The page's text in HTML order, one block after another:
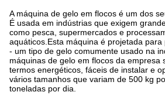
A máquina de gelo em flocos é um dos
É usada em indústrias que exigem
como pesca, supermercados e
aquáticos.Esta máquina é projetada
- um tipo de gelo comumente usado na
máquinas de gelo em flocos da empresa
termos energéticos, fáceis de instalar e
vários tamanhos que variam de 500 kg
toneladas por dia.